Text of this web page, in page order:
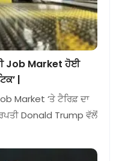
Job Market ਹੋਈ
|
Market ‘ਤੇ ਟੈਰਿਫ਼ ਦਾ
Donald Trump ਵੱਲੋਂ